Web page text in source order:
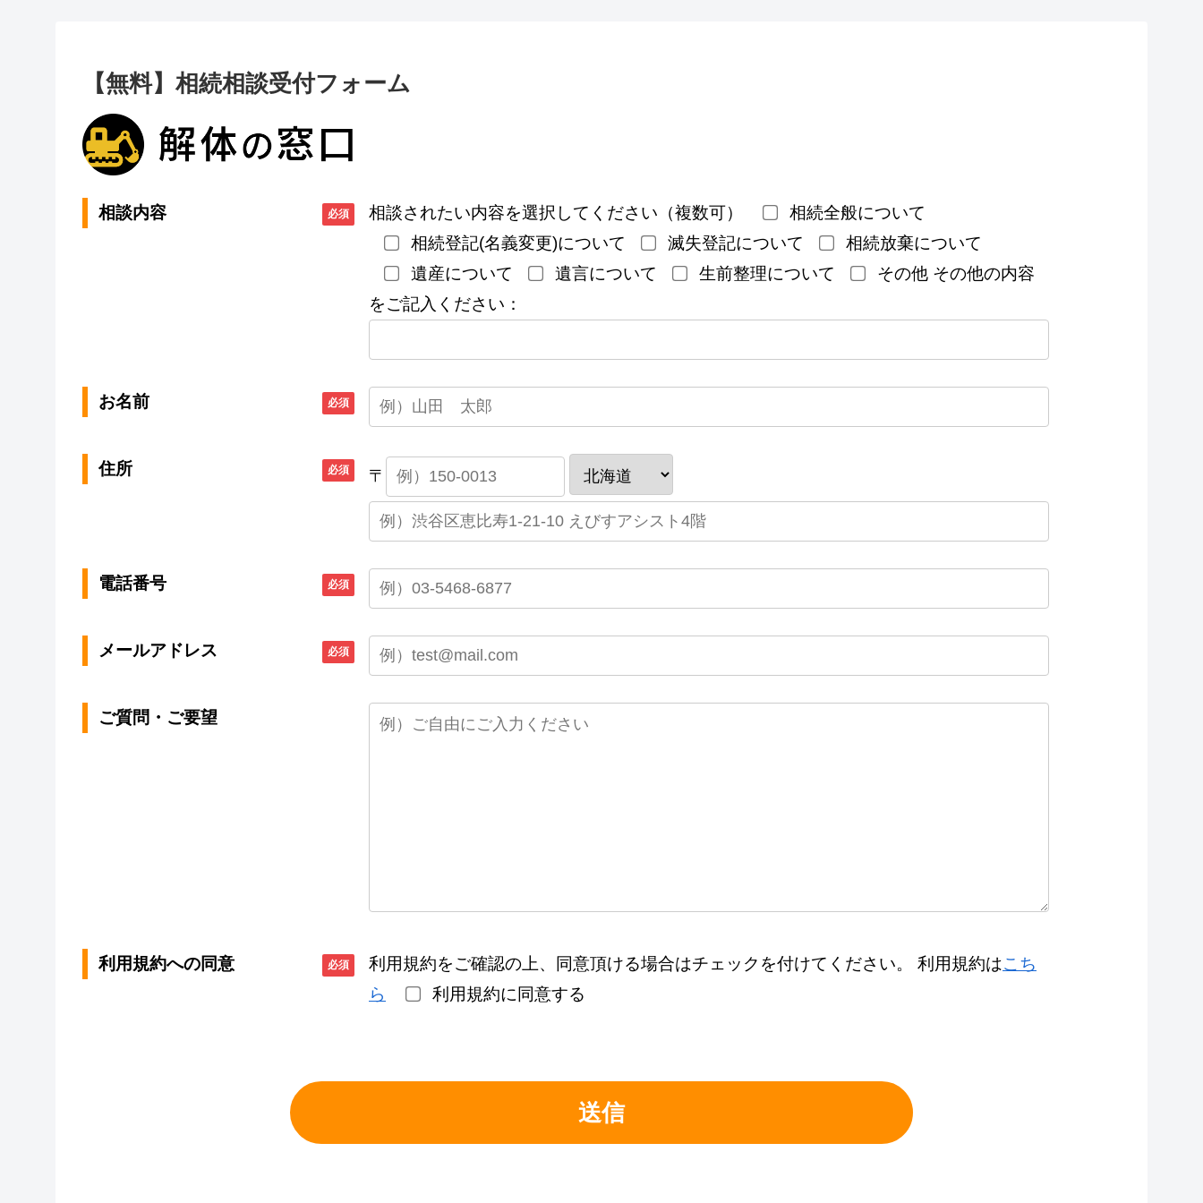
【無料】相続相談受付フォーム
相談内容 必須 相談されたい内容を選択してください（複数可）
相続全般について
相続登記(名義変更)について
滅失登記について
相続放棄について
遺産について
遺言について 生前整理について その他その他の内容
をご記入ください：
お名前 必須
住所 必須 〒
電話番号 必須
メールアドレス 必須
ご質問・ご要望
利用規約への同意 必須 利用規約をご確認の上、同意頂ける場合はチェックを付けてください。 利用規約はこち
ら
利用規約に同意する